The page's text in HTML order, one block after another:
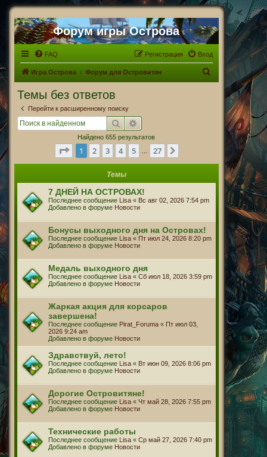
Форум игры Острова
FAQ Вход
Регистрация
Игра Острова Форум для Островитян
Темы без ответов
Перейти к расширенному поиску
Поиск
Найдено 655 результатов
Страница из 27
1 2 3 4 5 27
Темы
7 ДНЕЙ НА ОСТРОВАХ!
Последнее сообщение Lisa « Вс авг 02, 2026 7:54 pm
Добавлено в форуме Новости
Бонусы выходного дня на Островах!
Последнее сообщение Lisa « Пт июл 24, 2026 8:20 pm
Добавлено в форуме Новости
Медаль выходного дня
Последнее сообщение Lisa « Сб июл 18, 2026 3:59 pm
Добавлено в форуме Новости
Жаркая акция для корсаров
завершена!
Последнее сообщение Pirat_Foruma « Пт июл 03,
2026 9:24 am
Добавлено в форуме Новости
Здравствуй, лето!
Последнее сообщение Lisa « Вт июн 09, 2026 8:06 pm
Добавлено в форуме Новости
Дорогие Островитяне!
Последнее сообщение Lisa « Чт май 28, 2026 7:55 pm
Добавлено в форуме Новости
Технические работы
Последнее сообщение Lisa « Ср май 27, 2026 7:40 pm
Добавлено в форуме Новости